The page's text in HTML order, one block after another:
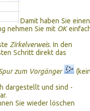
Damit haben Sie einen
nehmen Sie mit OK
Zirkelverweis. In den
Schritt direkt das
zum Vorgänger
dargestellt und sind -
Sie wieder löschen